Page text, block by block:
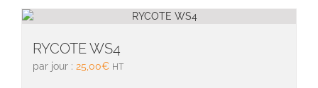
RYCOTE WS4
par jour : 25,00€ HT